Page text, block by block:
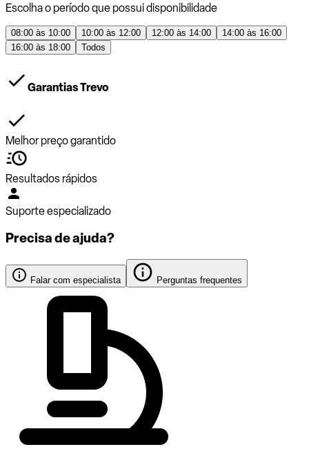
Escolha o período que possui disponibilidade
08:00 às 10:00 10:00 às 12:00 12:00 às 14:00
14:00 às 16:00
16:00 às 18:00
Todos
Garantias Trevo
Melhor preço garantido
Resultados rápidos
Suporte especializado
Precisa de ajuda?
Falar com especialista Perguntas frequentes